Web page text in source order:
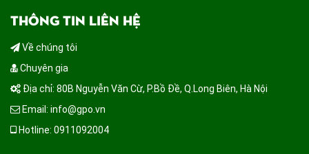
THÔNG TIN LIÊN HỆ
Về chúng tôi
Chuyên gia
Địa chỉ: 80B Nguyễn Văn Cừ, P.Bồ Đề, Q.Long Biên, Hà Nội
Email: info@gpo.vn
Hotline: 0911092004